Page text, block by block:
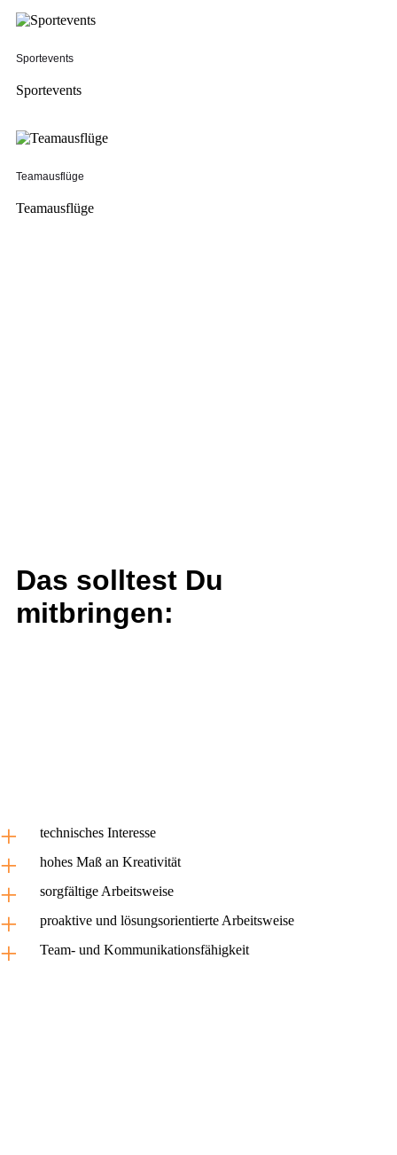
Sportevents
Sportevents
Teamausflüge
Teamausflüge
Das solltest Du
mitbringen:
technisches Interesse
hohes Maß an Kreativität
sorgfältige Arbeitsweise
proaktive und lösungsorientierte Arbeitsweise
Team- und Kommunikationsfähigkeit